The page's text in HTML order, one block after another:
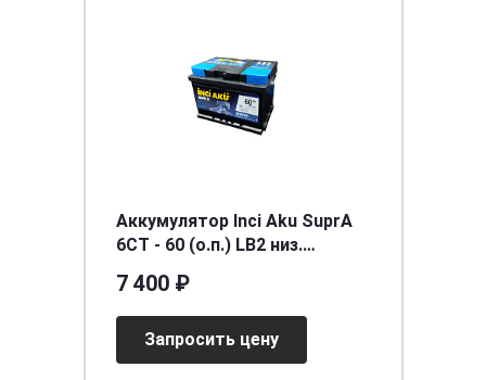
Аккумулятор Inci Aku SuprA
6СТ - 60 (о.п.) LB2 низ.
7 400 ₽
Запросить цену